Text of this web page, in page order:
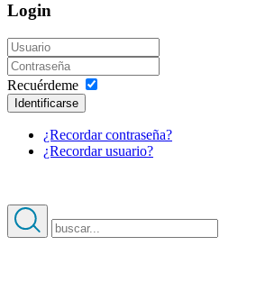
Login
Recuérdeme
Identificarse
¿Recordar contraseña?
¿Recordar usuario?